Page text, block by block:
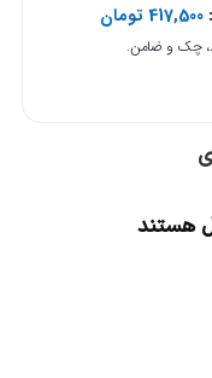
417,500 تومان
هستند